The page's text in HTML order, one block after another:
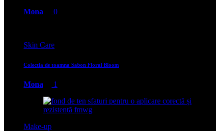
Mona 0
Skin Care
Colectia de toamna Sabon Floral Bloom
Mona 1
Make-up